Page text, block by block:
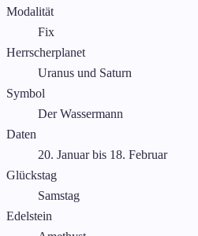
Modalität
Fix
Herrscherplanet
Uranus und Saturn
Symbol
Der Wassermann
Daten
20. Januar bis 18. Februar
Glückstag
Samstag
Edelstein